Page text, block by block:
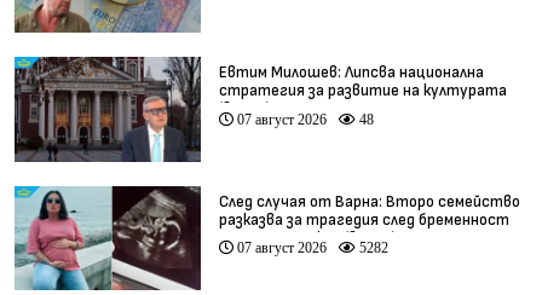
Евтим Милошев: Липсва национална
стратегия за развитие на културата
(видео)
07 август 2026 48
След случая от Варна: Второ семейство
разказва за трагедия след бременност
при същия лекар (видео)
07 август 2026 5282